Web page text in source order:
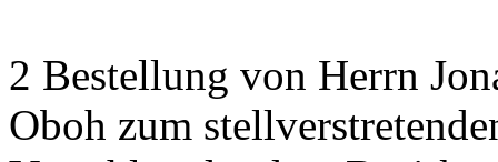
2 Bestellung von Herrn
Oboh zum